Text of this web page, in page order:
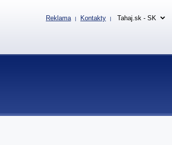
Reklama | Kontakty |